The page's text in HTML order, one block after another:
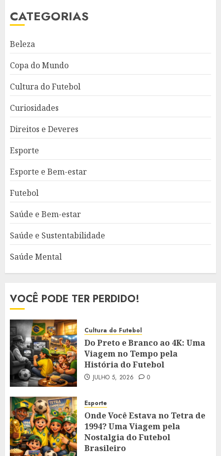
CATEGORIAS
Beleza
Copa do Mundo
Cultura do Futebol
Curiosidades
Direitos e Deveres
Esporte
Esporte e Bem-estar
Futebol
Saúde e Bem-estar
Saúde e Sustentabilidade
Saúde Mental
VOCÊ PODE TER PERDIDO!
Cultura do Futebol
Do Preto e Branco ao 4K: Uma
Viagem no Tempo pela
História do Futebol
JULHO 5, 2026 0
Esporte
Onde Você Estava no Tetra de
1994? Uma Viagem pela
Nostalgia do Futebol
Brasileiro